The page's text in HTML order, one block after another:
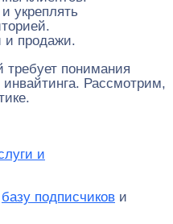
укреплять
и продажи.
требует понимания
Рассмотрим,
и
базу подписчиков и